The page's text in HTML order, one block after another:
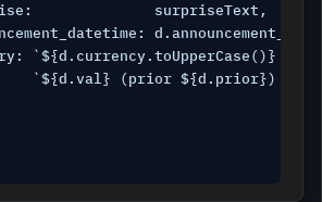
surpriseText,
`${d.currency.toUpperCase()}
`${d.val} (prior ${d.prior}) —